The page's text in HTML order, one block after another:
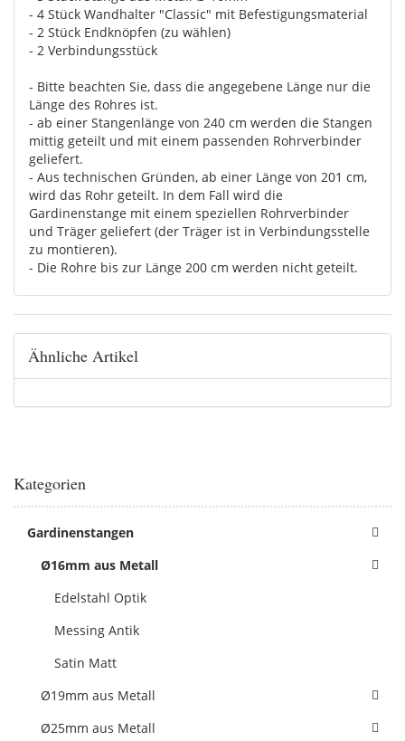
- 4 Stück Wandhalter "Classic" mit Befestigungsmaterial
- 2 Stück Endknöpfen (zu wählen)
- 2 Verbindungsstück
- Bitte beachten Sie, dass die angegebene Länge nur die
Länge des Rohres ist.
- ab einer Stangenlänge von 240 cm werden die Stangen
mittig geteilt und mit einem passenden Rohrverbinder
geliefert.
- Aus technischen Gründen, ab einer Länge von 201 cm,
wird das Rohr geteilt. In dem Fall wird die
Gardinenstange mit einem speziellen Rohrverbinder
und Träger geliefert (der Träger ist in Verbindungsstelle
zu montieren).
- Die Rohre bis zur Länge 200 cm werden nicht geteilt.
Ähnliche Artikel
Kategorien
Gardinenstangen
Ø16mm aus Metall
Edelstahl Optik
Messing Antik
Satin Matt
Ø19mm aus Metall
Ø25mm aus Metall